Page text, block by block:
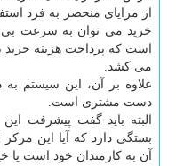
از مزایای منحصر به فرد
خرید می توان به سرعت بی
است كه پرداخت هزینه خرید
می كشد.
علاوه بر آن، این سیستم به
دست مشتری است.
البته باید گفت پیشرفت
بستگی دارد كه آیا این
آن به كارمندان خود است یا